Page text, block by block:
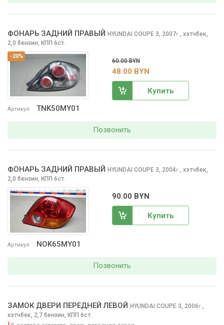
-20%
Артикул TNK50MY01
ФОНАРЬ ЗАДНИЙ ПРАВЫЙ HYUNDAI COUPE 3, 2007г., хэтчбек,
2,0 бензин, КПП 6ст.
60.00 BYN
48.00 BYN
Купить
Позвонить
Артикул NOK65MY01
ФОНАРЬ ЗАДНИЙ ПРАВЫЙ HYUNDAI COUPE 3, 2004г., хэтчбек,
2,0 бензин, КПП 6ст.
90.00 BYN
Купить
Позвонить
ЗАМОК ДВЕРИ ПЕРЕДНЕЙ ЛЕВОЙ HYUNDAI COUPE 3, 2006г.
хэтчбек, 2,7 бензин, КПП 6ст.